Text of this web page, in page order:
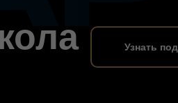
Узнать